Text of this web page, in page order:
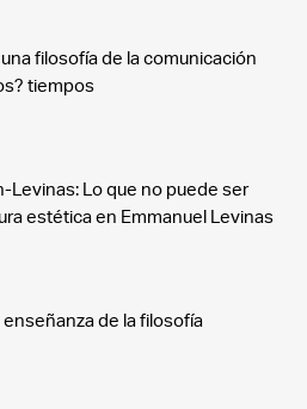
filosofía de la comunicación
tiempos
Levinas: Lo que no puede ser
estética en Emmanuel Levinas
de la filosofía